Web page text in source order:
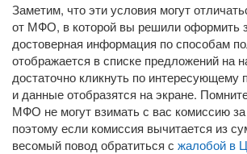
Заметим, что эти условия могут
от МФО, в которой вы решили оформить
достоверная информация по способам
отображается в списке предложений на
достаточно кликнуть по интересующему
и данные отобразятся на экране.
МФО не могут взимать с вас комиссию за
поэтому если комиссия вычитается из
весомый повод обратиться с жалобой в